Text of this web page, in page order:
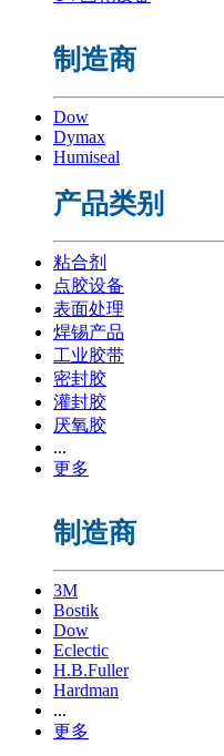
制造商
Dow
Dymax
Humiseal
产品类别
粘合剂
点胶设备
表面处理
焊锡产品
工业胶带
密封胶
灌封胶
厌氧胶
...
更多
制造商
3M
Bostik
Dow
Eclectic
H.B.Fuller
Hardman
...
更多